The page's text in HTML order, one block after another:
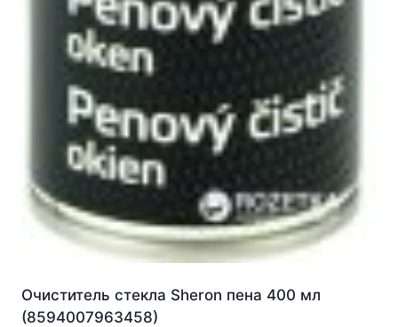
Очиститель стекла Sheron пена 400 мл
(8594007963458)